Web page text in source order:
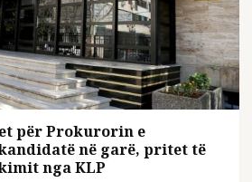
për Prokurorin e
në garë, pritet të
nga KLP